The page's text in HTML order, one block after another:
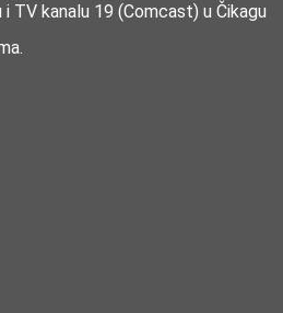
TV kanalu 19 (Comcast) u Čikagu